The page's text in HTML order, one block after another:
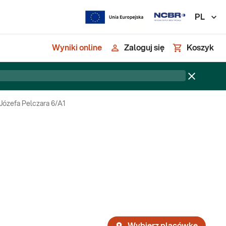
PL
Wyniki online Zaloguj się Koszyk
Pelczara 6/A1